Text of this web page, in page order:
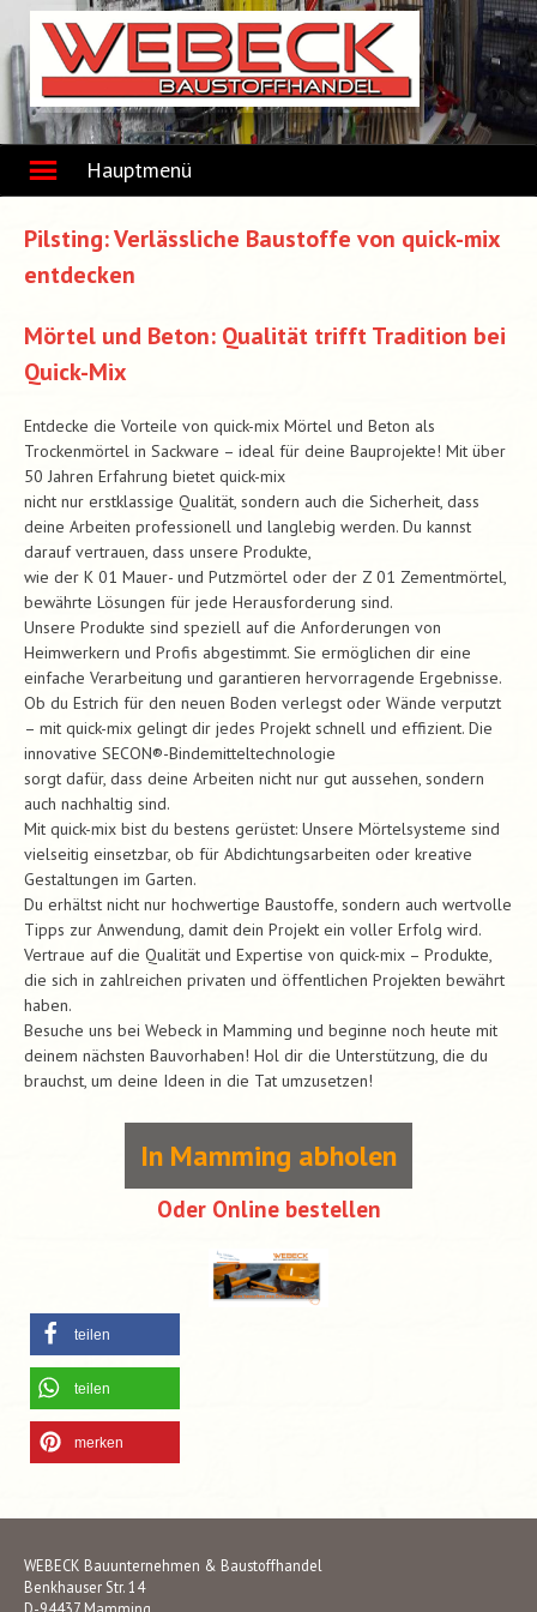
content
Hauptmenü
Pilsting: Verlässliche Baustoffe von quick-mix
entdecken
Mörtel und Beton: Qualität trifft Tradition bei
Quick-Mix
Entdecke die Vorteile von quick-mix Mörtel und Beton als
Trockenmörtel in Sackware – ideal für deine Bauprojekte! Mit über
50 Jahren Erfahrung bietet quick-mix
nicht nur erstklassige Qualität, sondern auch die Sicherheit, dass
deine Arbeiten professionell und langlebig werden. Du kannst
darauf vertrauen, dass unsere Produkte,
wie der K 01 Mauer- und Putzmörtel oder der Z 01 Zementmörtel,
bewährte Lösungen für jede Herausforderung sind.
Unsere Produkte sind speziell auf die Anforderungen von
Heimwerkern und Profis abgestimmt. Sie ermöglichen dir eine
einfache Verarbeitung und garantieren hervorragende Ergebnisse.
Ob du Estrich für den neuen Boden verlegst oder Wände verputzt
– mit quick-mix gelingt dir jedes Projekt schnell und effizient. Die
innovative SECON®-Bindemitteltechnologie
sorgt dafür, dass deine Arbeiten nicht nur gut aussehen, sondern
auch nachhaltig sind.
Mit quick-mix bist du bestens gerüstet: Unsere Mörtelsysteme sind
vielseitig einsetzbar, ob für Abdichtungsarbeiten oder kreative
Gestaltungen im Garten.
Du erhältst nicht nur hochwertige Baustoffe, sondern auch wertvolle
Tipps zur Anwendung, damit dein Projekt ein voller Erfolg wird.
Vertraue auf die Qualität und Expertise von quick-mix – Produkte,
die sich in zahlreichen privaten und öffentlichen Projekten bewährt
haben.
Besuche uns bei Webeck in Mamming und beginne noch heute mit
deinem nächsten Bauvorhaben! Hol dir die Unterstützung, die du
brauchst, um deine Ideen in die Tat umzusetzen!
In Mamming abholen
Oder Online bestellen
teilen
teilen
merken
WEBECK Bauunternehmen & Baustoffhandel
Benkhauser Str. 14
D-94437 Mamming